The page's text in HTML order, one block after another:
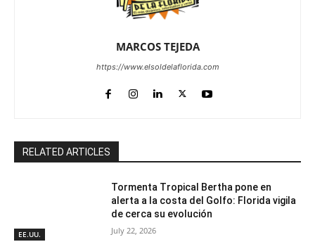
MARCOS TEJEDA
https://www.elsoldelaflorida.com
RELATED ARTICLES
EE.UU.
Tormenta Tropical Bertha pone en
alerta a la costa del Golfo: Florida vigila
de cerca su evolución
July 22, 2026